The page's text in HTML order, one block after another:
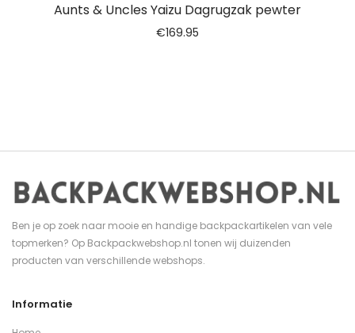
Aunts & Uncles Yaizu Dagrugzak pewter
€169.95
Ben je op zoek naar mooie en handige backpackartikelen van vele
topmerken? Op Backpackwebshop.nl tonen wij duizenden
producten van verschillende webshops.
Informatie